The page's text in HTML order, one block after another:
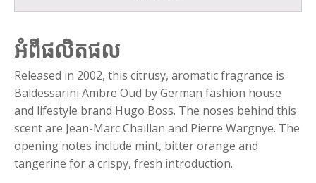
អំពីផលិតផល
Released in 2002, this citrusy, aromatic fragrance is
Baldessarini Ambre Oud by German fashion house
and lifestyle brand Hugo Boss. The noses behind this
scent are Jean-Marc Chaillan and Pierre Wargnye. The
opening notes include mint, bitter orange and
tangerine for a crispy, fresh introduction.